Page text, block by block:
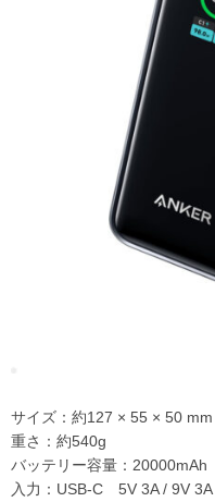
サイズ：約127 × 55 × 50 mm
重さ：約540g
バッテリー容量：20000mAh
入力：USB-C 5V 3A / 9V